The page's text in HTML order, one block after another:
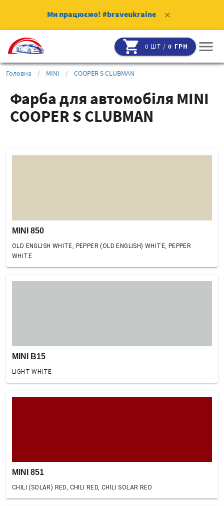
Ми працюємо! #braveukraine clear
shopping_cart 0 ШТ /0 ГРН menu
Головна / MINI / COOPER S CLUBMAN
Фарба для автомобіля MINI
COOPER S CLUBMAN
MINI 850
OLD ENGLISH WHITE, PEPPER (OLD ENGLISH) WHITE, PEPPER
WHITE
MINI B15
LIGHT WHITE
MINI 851
CHILI (SOLAR) RED, CHILI RED, CHILI SOLAR RED